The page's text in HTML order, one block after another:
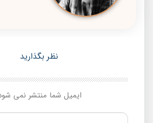
نظر بگذارید
ایمیل شما منتشر نمی شود.